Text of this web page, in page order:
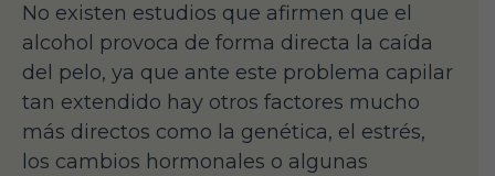
No existen estudios que afirmen que el
alcohol provoca de forma directa la caída
del pelo, ya que ante este problema capilar
tan extendido hay otros factores mucho
más directos como la genética, el estrés,
los cambios hormonales o algunas